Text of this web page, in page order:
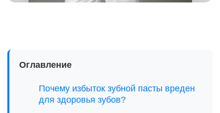
Оглавление
Почему избыток зубной пасты вреден
для здоровья зубов?